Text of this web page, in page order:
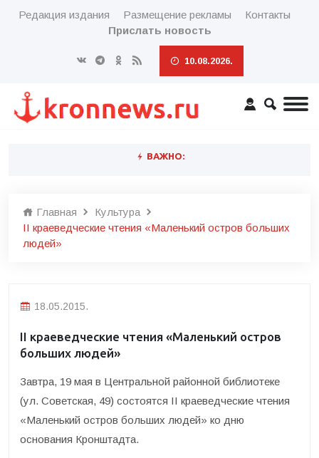
Редакция издания Размещение рекламы
Контакты
Прислать новость
10.08.2026.
ВАЖНО:
Главная
Культура
II краеведческие чтения «Маленький остров больших
людей»
18.05.2015.
II краеведческие чтения «Маленький остров
больших людей»
Завтра, 19 мая в Центральной районной библиотеке
(ул. Советская, 49) состоятся II краеведческие чтения
«Маленький остров больших людей» ко дню
основания Кронштадта.